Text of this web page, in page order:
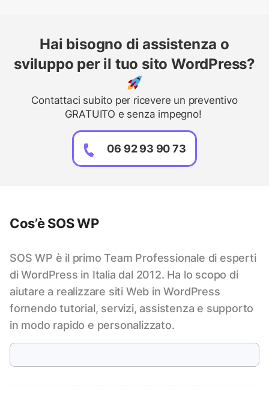
Hai bisogno di assistenza o
sviluppo per il tuo sito WordPress?
Contattaci subito per ricevere un preventivo
GRATUITO e senza impegno!
06 92 93 90 73
Cos’è SOS WP
SOS WP è il primo Team Professionale di esperti
di WordPress in Italia dal 2012. Ha lo scopo di
aiutare a realizzare siti Web in WordPress
fornendo tutorial, servizi, assistenza e supporto
in modo rapido e personalizzato.